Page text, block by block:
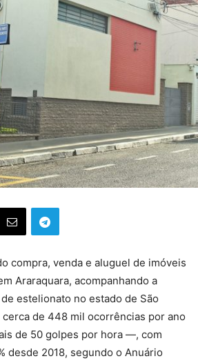
compra, venda e aluguel de imóveis
Araraquara, acompanhando a
estelionato no estado de São
cerca de 448 mil ocorrências por ano
de 50 golpes por hora —, com
desde 2018, segundo o Anuário